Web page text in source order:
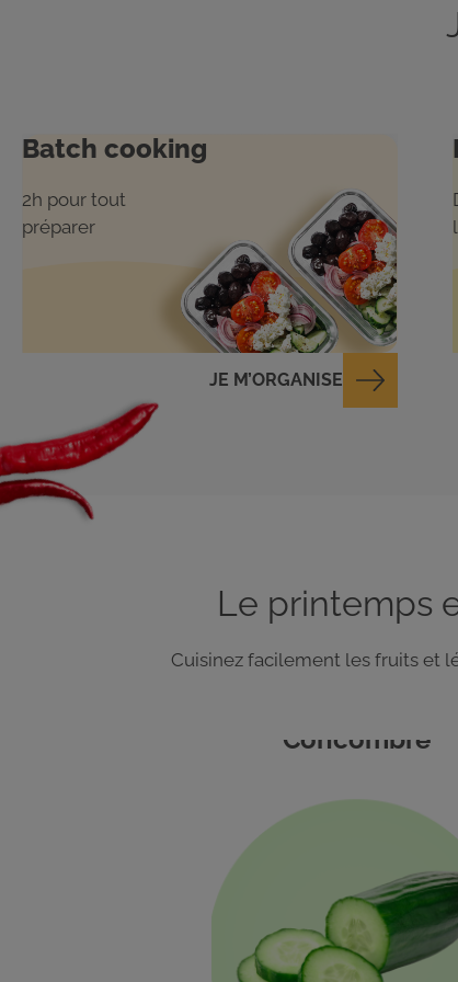
Batch cooking
2h pour tout
préparer
JE M’ORGANISE
Le printemps
Cuisinez facilement les fruits et
Concombre